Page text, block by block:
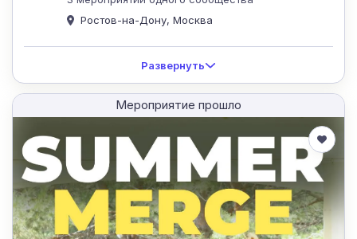
Ростов-на-Дону, Москва
Развернуть
Мероприятие прошло